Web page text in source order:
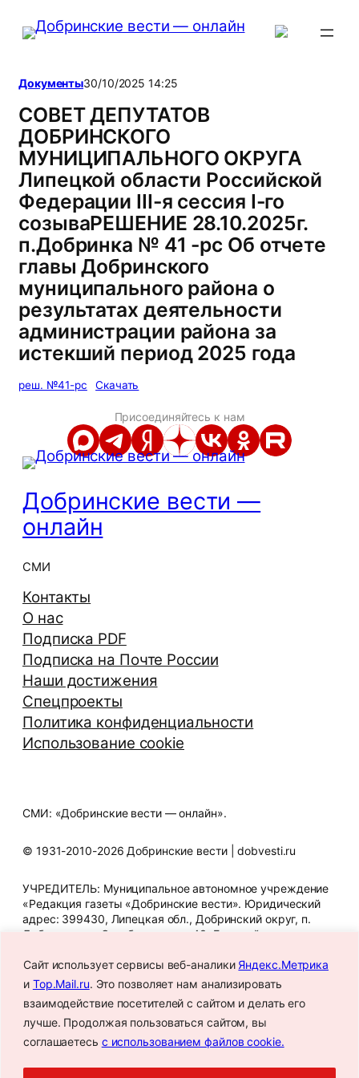
Сайт использует сервисы веб-аналики Яндекс.Метрика
и Top.Mail.ru. Это позволяет нам анализировать
взаимодействие посетителей с сайтом и делать его
лучше. Продолжая пользоваться сайтом, вы
соглашаетесь с использованием файлов cookie.
Перейти
Документы30/10/2025 14:25
СОВЕТ ДЕПУТАТОВ
ДОБРИНСКОГО
МУНИЦИПАЛЬНОГО ОКРУГА
Липецкой области Российской
Федерации III-я сессия I-го
созываРЕШЕНИЕ 28.10.2025г.
п.Добринка № 41 -рс Об отчете
главы Добринского
муниципального района о
результатах деятельности
администрации района за
истекший период 2025 года
реш. №41-рс Скачать
Присоединяйтесь к нам
Добринские вести —
онлайн
СМИ
Контакты
О нас
Подписка PDF
Подписка на Почте России
Наши достижения
Спецпроекты
Политика конфиденциальности
Использование cookie
СМИ: «Добринские вести — онлайн».
© 1931-2010-2026 Добринские вести | dobvesti.ru
УЧРЕДИТЕЛЬ: Муниципальное автономное учреждение
«Редакция газеты «Добринские вести». Юридический
адрес: 399430, Липецкая обл., Добринский округ, п.
Добринка, ул. Октябрьская, д. 43. Главный редактор
редакции: gazeta_dbr@mail.ru. Знак информационной
продукции: 16+. СМИ зарегистрировано Федеральной
службой по надзору в сфере связи, информационных
технологий и массовых коммуникаций.
Регистрационный номер: Эл № ФС77-88687 от 2
декабря 2024 года.